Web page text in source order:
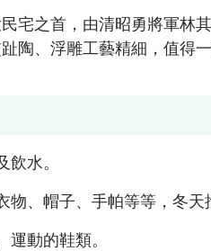
宅之首，由清昭勇將軍林
陶、浮雕工藝精細，值得一
水。
物、帽子、手帕等等，冬天
動的鞋類。